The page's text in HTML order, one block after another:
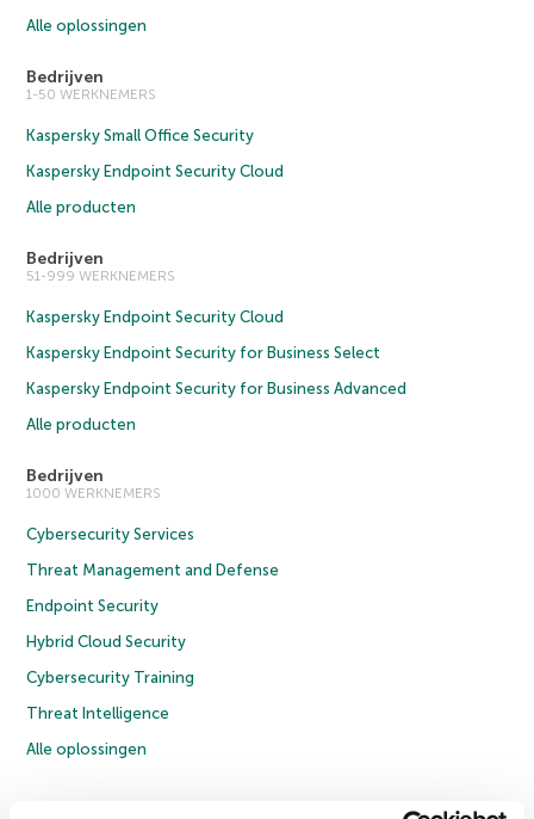
Alle oplossingen
Bedrijven
1-50 WERKNEMERS
Kaspersky Small Office Security
Kaspersky Endpoint Security Cloud
Alle producten
Bedrijven
51-999 WERKNEMERS
Kaspersky Endpoint Security Cloud
Kaspersky Endpoint Security for Business Select
Kaspersky Endpoint Security for Business Advanced
Alle producten
Bedrijven
1000 WERKNEMERS
Cybersecurity Services
Threat Management and Defense
Endpoint Security
Hybrid Cloud Security
Cybersecurity Training
Threat Intelligence
Alle oplossingen